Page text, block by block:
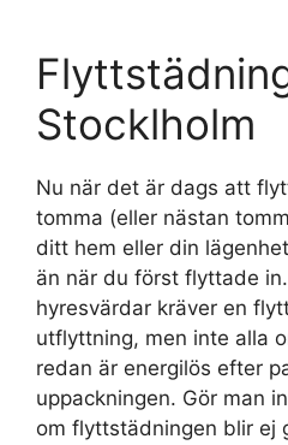
Stocklholm
Nu när det är dags att
tomma (eller nästan
ditt hem eller din
än när du först flyttade
hyresvärdar kräver en
utflyttning, men inte alla
redan är energilös efter
uppackningen. Gör man
om flyttstädningen blir ej